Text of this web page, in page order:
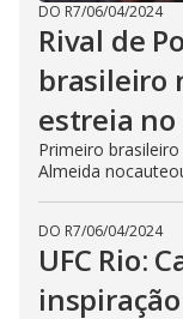
DO R7/06/04/2024
Rival de
brasileiro
estreia no
Primeiro
Almeida
DO R7/06/04/2024
UFC Rio: